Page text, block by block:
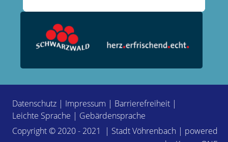
Datenschutz | Impressum | Barrierefreiheit |
Leichte Sprache | Gebärdensprache
Copyright © 2020 - 2021 | Stadt Vöhrenbach | powered